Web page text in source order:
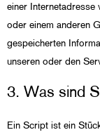
einer
oder einem anderen
gespeicherten
unseren oder den
3. Was sind
Ein Script ist ein